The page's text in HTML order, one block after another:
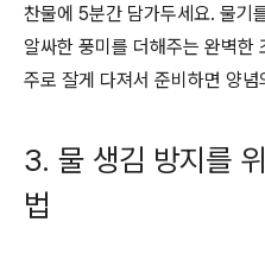
찬물에 5분간 담가두세요. 물기
알싸한 풍미를 더해주는 완벽한
주로 잘게 다져서 준비하면 양
3. 물 생김 방지를
법